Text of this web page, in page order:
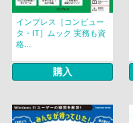
インプレス［コンピュー
タ・IT］ムック 実務も資
格...
購入